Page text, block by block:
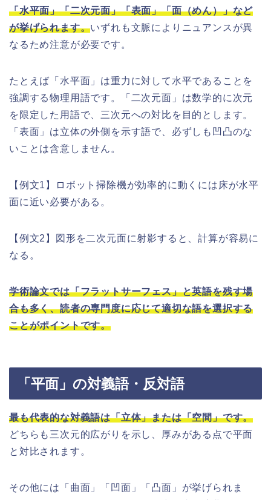
「水平面」「二次元面」「表面」「面（めん）」など
が挙げられます。いずれも文脈によりニュアンスが異
なるため注意が必要です。
たとえば「水平面」は重力に対して水平であることを
強調する物理用語です。「二次元面」は数学的に次元
を限定した用語で、三次元への対比を目的とします。
「表面」は立体の外側を示す語で、必ずしも凹凸のな
いことは含意しません。
【例文1】ロボット掃除機が効率的に動くには床が水平
面に近い必要がある。
【例文2】図形を二次元面に射影すると、計算が容易に
なる。
学術論文では「フラットサーフェス」と英語を残す場
合も多く、読者の専門度に応じて適切な語を選択する
ことがポイントです。
「平面」の対義語・反対語
最も代表的な対義語は「立体」または「空間」です。
どちらも三次元的広がりを示し、厚みがある点で平面
と対比されます。
その他には「曲面」「凹面」「凸面」が挙げられま